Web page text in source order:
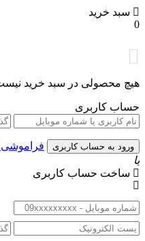
سبد خرید
0
هیچ محصولی در سبد خرید
حساب کاربری
فراموشی
یا
ساخت حساب کاربری